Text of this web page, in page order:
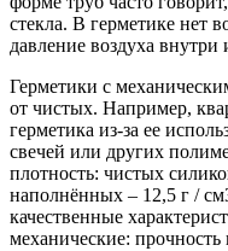
стекла. В герметике нет
давление воздуха внутри
Герметики с
от чистых. Например,
герметика из-за ее
свечей или других
плотность: чистых
наполнённых – 12,5 г /
качественные
механические: